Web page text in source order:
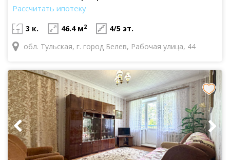
Рассчитать ипотеку
3 к. 46.4 м2
4/5 эт.
обл. Тульская, г. город Белев, Рабочая улица, 44